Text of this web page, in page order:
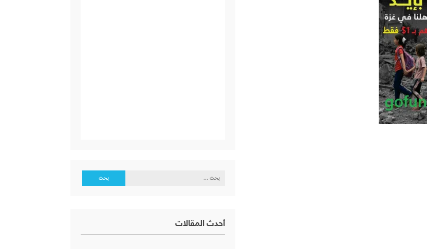
البحث
أحدث المقالات